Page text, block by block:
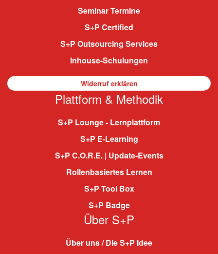
Seminar Termine
S+P Certified
S+P Outsourcing Services
Inhouse-Schulungen
Widerruf erklären
Plattform & Methodik
S+P Lounge - Lernplattform
S+P E-Learning
S+P C.O.R.E. | Update-Events
Rollenbasiertes Lernen
S+P Tool Box
S+P Badge
Über S+P
Über uns / Die S+P Idee